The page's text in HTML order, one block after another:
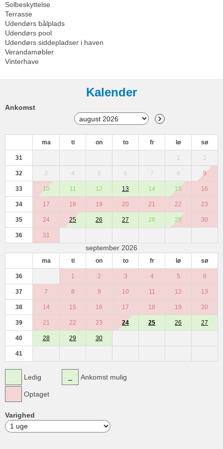
Solbeskyttelse
Terrasse
Udendørs bålplads
Udendørs pool
Udendørs siddepladser i haven
Verandamøbler
Vinterhave
Kalender
Ankomst
ma ti on to fr lø sø
31 1 2
32 3 4 5 6 7 8 9
33 10 11 12 13 14 15 16
34 17 18 19 20 21 22 23
35 24 25 26 27 28 29 30
36 31
september 2026
ma ti on to fr lø sø
36 1 2 3 4 5 6
37 7 8 9 10 11 12 13
38 14 15 16 17 18 19 20
39 21 22 23 24 25 26 27
40 28 29 30
41
Ledig
Optaget
Ankomst mulig
Varighed